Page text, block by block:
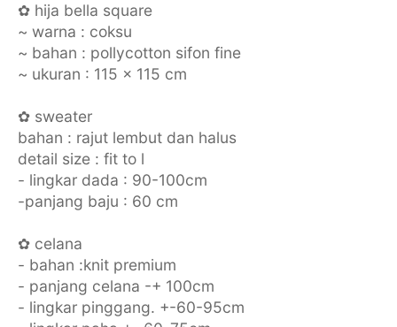
✿ hija bella square
~ warna : coksu
~ bahan : pollycotton sifon fine
~ ukuran : 115 x 115 cm
✿ sweater
bahan : rajut lembut dan halus
detail size : fit to l
- lingkar dada : 90-100cm
-panjang baju : 60 cm
✿ celana
- bahan :knit premium
- panjang celana -+ 100cm
- lingkar pinggang. +-60-95cm